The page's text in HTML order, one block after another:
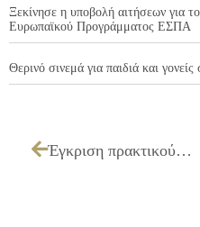
Ξεκίνησε η υποβολή αιτήσεων για
Ευρωπαϊκού Προγράμματος ΕΣΠΑ
Θερινό σινεμά για παιδιά και
Έγκριση πρακτικού δημοπρασίας της επιτροπής διενέργειας του διαγωνισμού για την «Προμήθεια και τοποθέτηση συνθετικού χλοοτάπητα για το βοηθητικό γήπεδο ποδοσφαίρου στο Δημοτικό Στάδιο Ιλίου»